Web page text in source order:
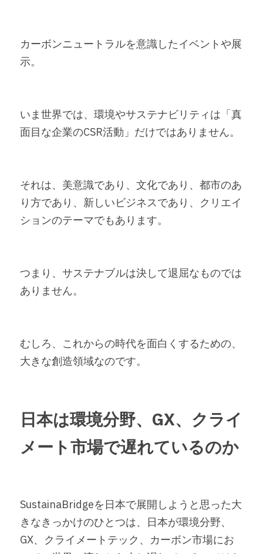
カーボンニュートラルを意識したイベントや展
示。
いま世界では、環境やサステナビリティは「真
面目な企業のCSR活動」だけではありません。
それは、美意識であり、文化であり、都市のあ
り方であり、新しいビジネスであり、クリエイ
ションのテーマでもあります。
つまり、サステナブルは決して退屈なものでは
ありません。
むしろ、これからの時代を面白くするための、
大きな創造領域なのです。
日本は環境分野、GX、クライ
メート市場で遅れているのか
SustainaBridgeを日本で展開しようと思った大
きなきっかけのひとつは、日本が環境分野、
GX、クライメートテック、カーボン市場にお